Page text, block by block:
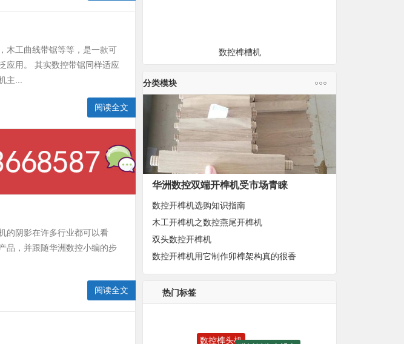
木工曲线带锯等等，是一款可
应用。 其实数控带锯同样适应
主...
阅读全文
的阴影在许多行业都可以看
品，并跟随华洲数控小编的步
阅读全文
数控榫槽机
分类模块
华洲数控双端开榫机受市场青睐
数控开榫机选购知识指南
木工开榫机之数控燕尾开榫机
双头数控开榫机
数控开榫机用它制作卯榫架构真的很香
热门标签
猫抓板生产设备